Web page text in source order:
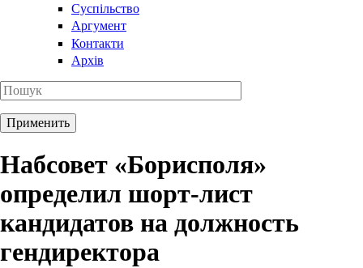
Суспільство
Аргумент
Контакти
Архів
Набсовет «Борисполя»
определил шорт-лист
кандидатов на должность
гендиректора